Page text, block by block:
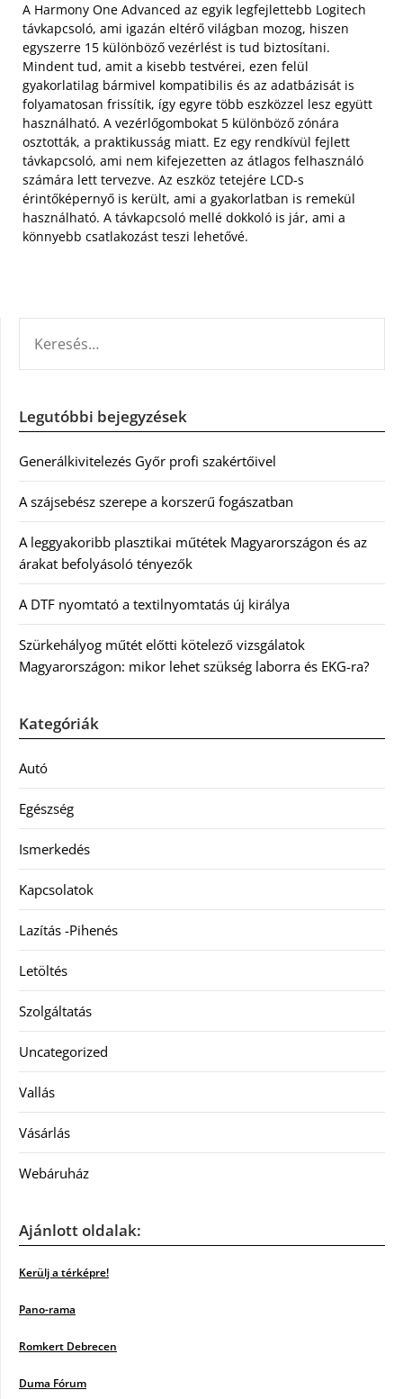
A Harmony One Advanced az egyik legfejlettebb Logitech
távkapcsoló, ami igazán eltérő világban mozog, hiszen
egyszerre 15 különböző vezérlést is tud biztosítani.
Mindent tud, amit a kisebb testvérei, ezen felül
gyakorlatilag bármivel kompatibilis és az adatbázisát is
folyamatosan frissítik, így egyre több eszközzel lesz együtt
használható. A vezérlőgombokat 5 különböző zónára
osztották, a praktikusság miatt. Ez egy rendkívül fejlett
távkapcsoló, ami nem kifejezetten az átlagos felhasználó
számára lett tervezve. Az eszköz tetejére LCD-s
érintőképernyő is került, ami a gyakorlatban is remekül
használható. A távkapcsoló mellé dokkoló is jár, ami a
könnyebb csatlakozást teszi lehetővé.
Legutóbbi bejegyzések
Generálkivitelezés Győr profi szakértőivel
A szájsebész szerepe a korszerű fogászatban
A leggyakoribb plasztikai műtétek Magyarországon és az
árakat befolyásoló tényezők
A DTF nyomtató a textilnyomtatás új királya
Szürkehályog műtét előtti kötelező vizsgálatok
Magyarországon: mikor lehet szükség laborra és EKG-ra?
Kategóriák
Autó
Egészség
Ismerkedés
Kapcsolatok
Lazítás -Pihenés
Letöltés
Szolgáltatás
Uncategorized
Vallás
Vásárlás
Webáruház
Ajánlott oldalak:
Kerülj a térképre!
Pano-rama
Romkert Debrecen
Duma Fórum